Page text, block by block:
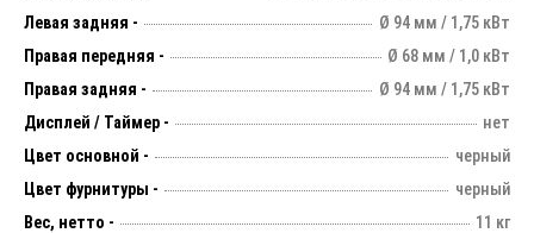
Левая задняя -
Ø 94 мм / 1,75 кВт
Правая передняя -
Ø 68 мм / 1,0 кВт
Правая задняя -
Ø 94 мм / 1,75 кВт
Дисплей / Таймер -
нет
Цвет основной -
черный
Цвет фурнитуры -
черный
Вес, нетто -
11 кг